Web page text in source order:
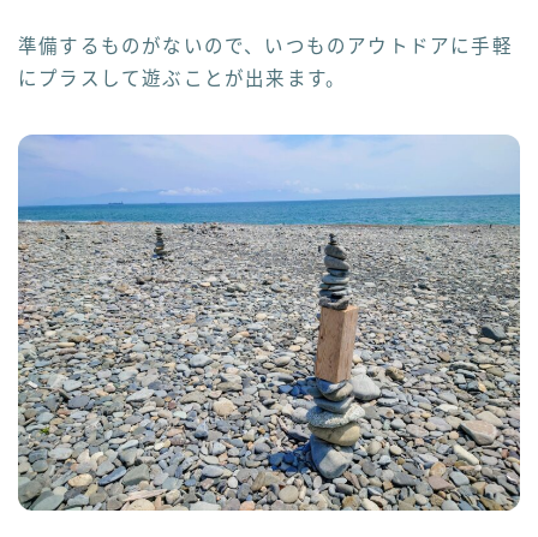
準備するものがないので、いつものアウトドアに手軽
にプラスして遊ぶことが出来ます。